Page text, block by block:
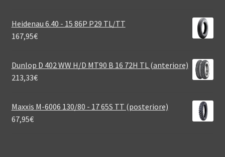
Heidenau 6.40 - 15 86P P29 TL/TT
167,95€
Dunlop D 402 WW H/D MT90 B 16 72H TL (anteriore)
213,33€
Maxxis M-6006 130/80 - 17 65S TT (posteriore)
67,95€